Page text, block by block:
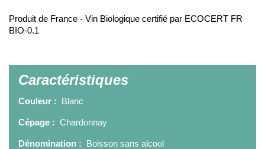
Produit de France - Vin Biologique certifié par ECOCERT FR
BIO-0.1
Caractéristiques
Couleur : Blanc
Cépage : Chardonnay
Dénomination : Boisson sans alcool